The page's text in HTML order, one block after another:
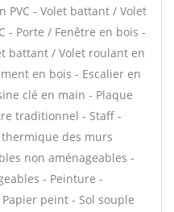
PVC - Volet battant / Volet
- Porte / Fenêtre en bois -
battant / Volet roulant en
en bois - Escalier en
clé en main - Plaque
traditionnel - Staff -
des murs
non aménageables -
- Peinture -
peint - Sol souple